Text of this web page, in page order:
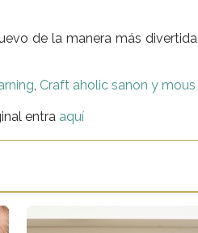
de la manera más divertida
, Craft aholic sanon y mous
entra aquí